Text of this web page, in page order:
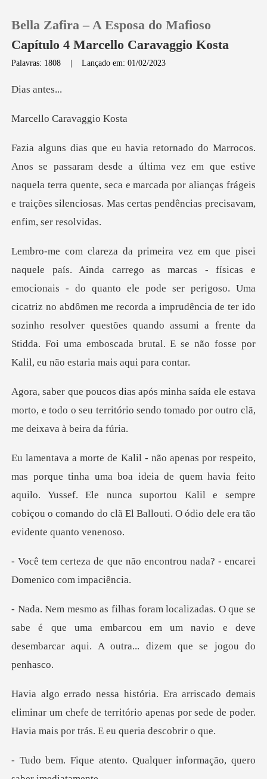
Loja
Histórico
Baixar App
Bella Zafira – A Esposa do Mafioso
Capítulo 4 Marcello Caravaggio Kosta
Palavras: 1808 |Lançado em: 01/02/2023
ant
Caravag
ltima vez em que estive
naquela terra quente, seca e marcada por alianças frágei
uanto ele pode ser perigoso. Uma
cicatriz no abdômen me recorda a imprudência de ter ido
sozinho resolver questões qua
e estava
morto, e todo o seu território sendo to
a ideia de quem havia feito
aquilo. Yussef. Ele nunca suportou Kalil e sempre
co
ão encontrou nada? - encare
se
sabe é que uma embarcou em um navio e deve
desemba
eliminar um chefe de território apenas por sede de po
. Qualquer informação, q